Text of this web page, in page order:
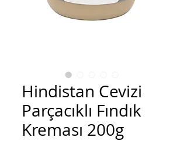
Hindistan Cevizi
Parçacıklı Fındık
Kreması 200g